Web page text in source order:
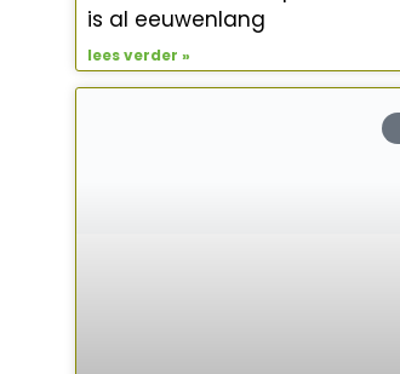
is al eeuwenlang
lees verder »